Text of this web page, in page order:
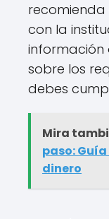
con la
sobre los
debes
Mira
paso:
dinero